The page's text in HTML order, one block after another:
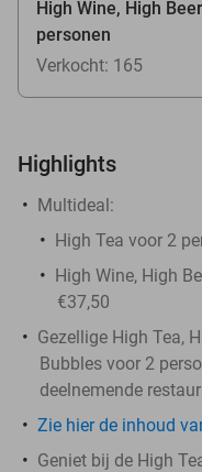
High Wine, High
personen
Verkocht: 165
Highlights
Multideal:
High Tea voor 2
High Wine, High
€37,50
Gezellige High Tea,
Bubbles voor 2
deelnemende
Zie hier de inhoud
Geniet bij de High